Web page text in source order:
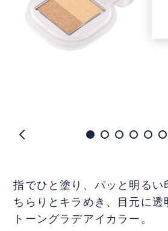
指でひと塗り、パッと明るい
ちらりとキラめき、目元に透
トーングラデアイカラー。